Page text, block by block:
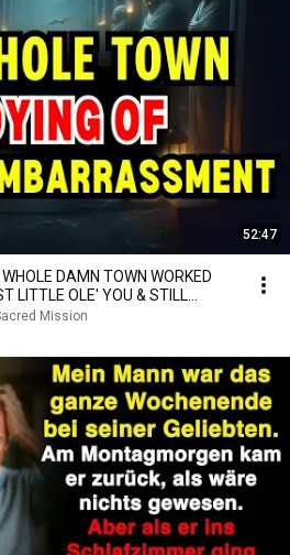
52:47
DAMN TOWN WORKED
LITTLE OLE' YOU & STILL
Mission